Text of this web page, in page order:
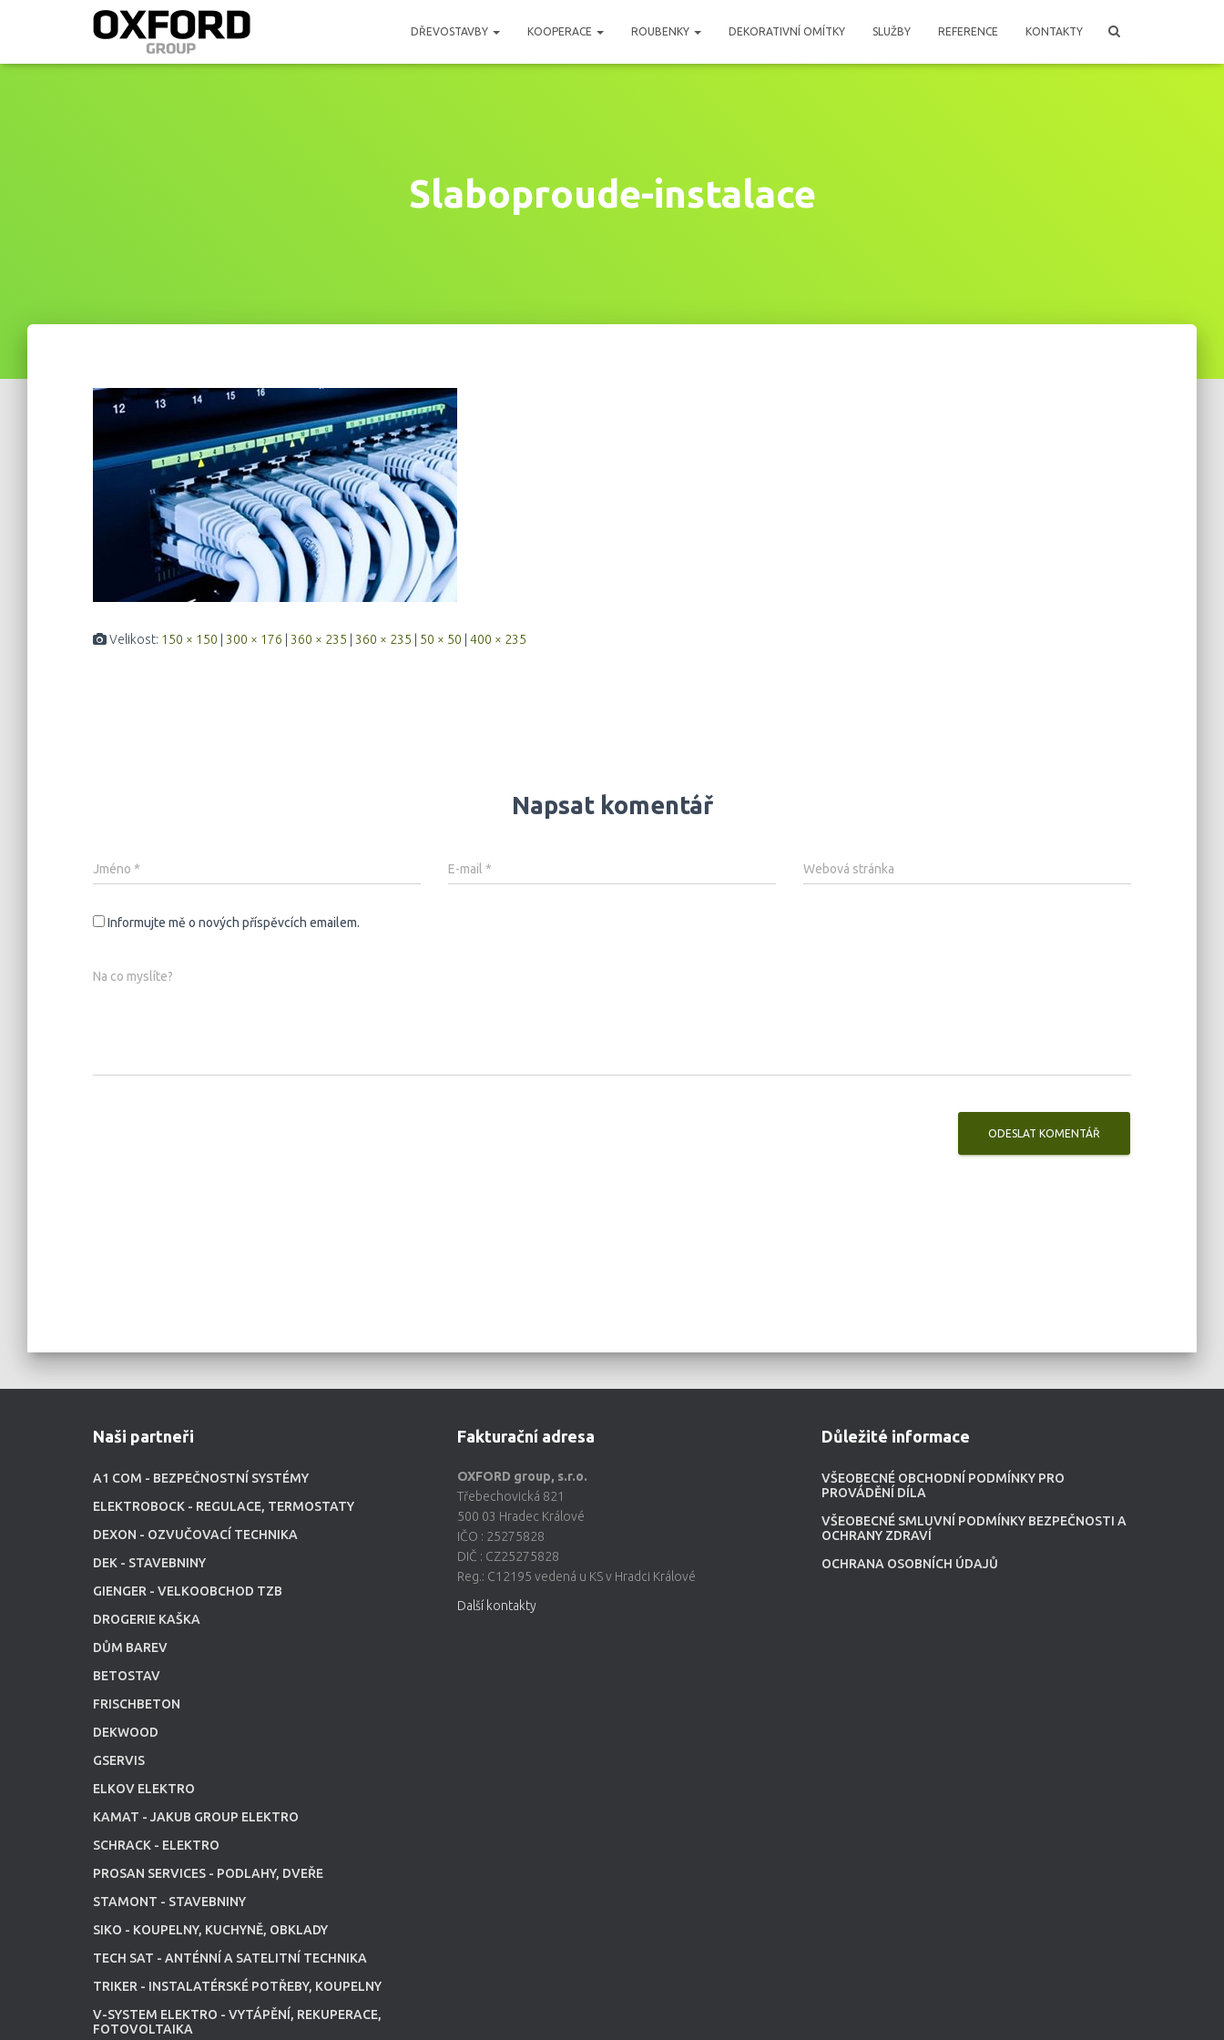
DŘEVOSTAVBY KOOPERACE ROUBENKY DEKORATIVNÍ OMÍTKY SLUŽBY REFERENCE KONTAKTY
Slaboproude-instalace
Velikost: 150 × 150 300 × 176 360 × 235 360 × 235 50 × 50 400 × 235
Napsat komentář
Jméno * E-mail * Webová stránka
Informujte mě o nových příspěvcích emailem.
Na co myslíte?
Naši partneři
A1 COM - BEZPEČNOSTNÍ SYSTÉMY
ELEKTROBOCK - REGULACE, TERMOSTATY
DEXON - OZVUČOVACÍ TECHNIKA
DEK - STAVEBNINY
GIENGER - VELKOOBCHOD TZB
DROGERIE KAŠKA
DŮM BAREV
BETOSTAV
FRISCHBETON
DEKWOOD
GSERVIS
ELKOV ELEKTRO
KAMAT - JAKUB GROUP ELEKTRO
SCHRACK - ELEKTRO
PROSAN SERVICES - PODLAHY, DVEŘE
STAMONT - STAVEBNINY
SIKO - KOUPELNY, KUCHYNĚ, OBKLADY
TECH SAT - ANTÉNNÍ A SATELITNÍ TECHNIKA
TRIKER - INSTALATÉRSKÉ POTŘEBY, KOUPELNY
V-SYSTEM ELEKTRO - VYTÁPĚNÍ, REKUPERACE,
FOTOVOLTAIKA
Fakturační adresa
OXFORD group, s.r.o.
Třebechovická 821
500 03 Hradec Králové
IČO : 25275828
DIČ : CZ25275828
Reg.: C12195 vedená u KS v Hradci Králové
Další kontakty
Důležité informace
VŠEOBECNÉ OBCHODNÍ PODMÍNKY PRO
PROVÁDĚNÍ DÍLA
VŠEOBECNÉ SMLUVNÍ PODMÍNKY BEZPEČNOSTI A
OCHRANY ZDRAVÍ
OCHRANA OSOBNÍCH ÚDAJŮ